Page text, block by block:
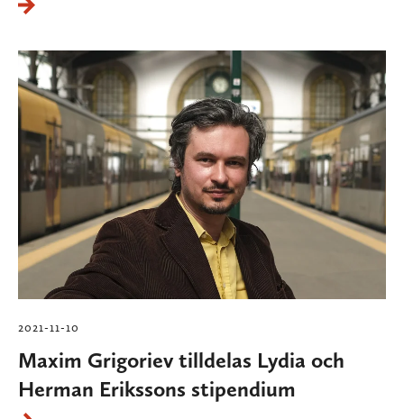
2021-11-10
Maxim Grigoriev tilldelas Lydia och
Herman Erikssons stipendium